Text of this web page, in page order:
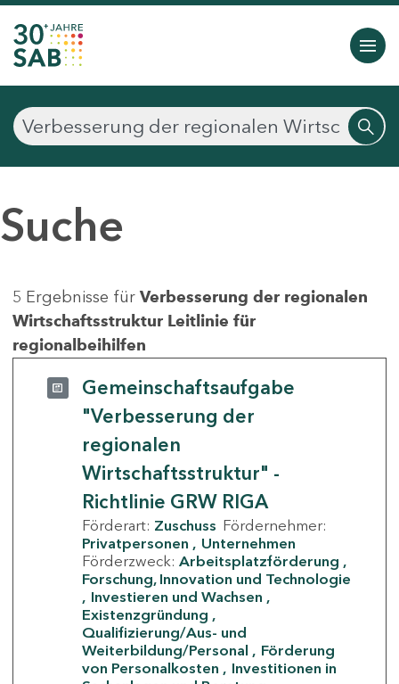
Suche
5 Ergebnisse für Verbesserung der regionalen
Wirtschaftsstruktur Leitlinie für
regionalbeihilfen
Gemeinschaftsaufgabe
"Verbesserung der
regionalen
Wirtschaftsstruktur" -
Richtlinie GRW RIGA
Förderart: Zuschuss Fördernehmer:
Privatpersonen
Unternehmen
Förderzweck: Arbeitsplatzförderung
Forschung, Innovation und Technologie
Investieren und Wachsen
Existenzgründung
Qualifizierung/Aus- und
Weiterbildung/Personal
Förderung
von Personalkosten
Investitionen in